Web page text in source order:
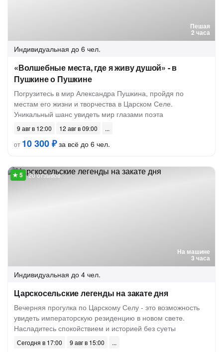
Пешая
2 часа
Индивидуальная до 6 чел.
«Волшебные места, где я живу душой» - в
Пушкине о Пушкине
Погрузитесь в мир Александра Пушкина, пройдя по
местам его жизни и творчества в Царском Селе.
Уникальный шанс увидеть мир глазами поэта
9 авг в 12:00
12 авг в 09:00
от 10 300 ₽за всё до 6 чел.
На машине
3 часа
20 отзывов
Индивидуальная до 4 чел.
Царскосельские легенды на закате дня
Вечерняя прогулка по Царскому Селу - это возможность
увидеть императорскую резиденцию в новом свете.
Насладитесь спокойствием и историей без суеты
Сегодня в 17:00 9 авг в 15:00